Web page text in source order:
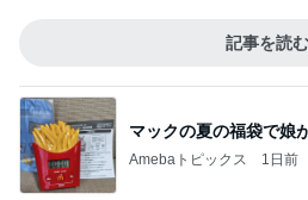
記事を読む
マックの夏の福袋で娘
Amebaトピックス 1日前